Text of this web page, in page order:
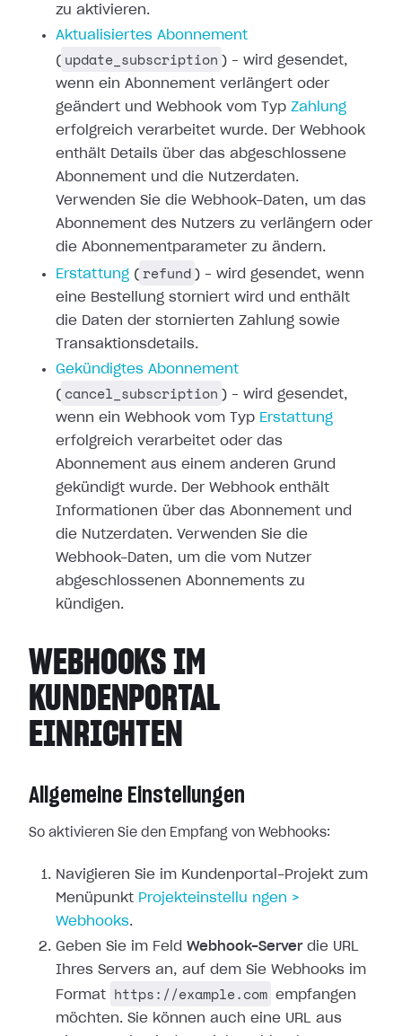
zu aktivieren.
Aktualisiertes Abonnement
( update_subscription ) – wird gesendet,
wenn ein Abonnement verlängert oder
geändert und Webhook vom Typ Zahlung
erfolgreich verarbeitet wurde. Der Webhook
enthält Details über das abgeschlossene
Abonnement und die Nutzerdaten.
Verwenden Sie die Webhook-Daten, um das
Abonnement des Nutzers zu verlängern oder
die Abonnementparameter zu ändern.
Erstattung ( refund ) – wird gesendet, wenn
eine Bestellung storniert wird und enthält
die Daten der stornierten Zahlung sowie
Transaktionsdetails.
Gekündigtes Abonnement
( cancel_subscription ) – wird gesendet,
wenn ein Webhook vom Typ Erstattung
erfolgreich verarbeitet oder das
Abonnement aus einem anderen Grund
gekündigt wurde. Der Webhook enthält
Informationen über das Abonnement und
die Nutzerdaten. Verwenden Sie die
Webhook-Daten, um die vom Nutzer
abgeschlossenen Abonnements zu
kündigen.
WEBHOOKS IM
KUNDENPORTAL
EINRICHTEN
Allgemeine Einstellungen
So aktivieren Sie den Empfang von Webhooks:
Navigieren Sie im Kundenportal-Projekt zum
Menüpunkt Projekteinstellu ngen >
Webhooks.
Geben Sie im Feld Webhook-Serverdie URL
Ihres Servers an, auf dem Sie Webhooks im
Format
https://example.com empfangen
möchten. Sie können auch eine URL aus